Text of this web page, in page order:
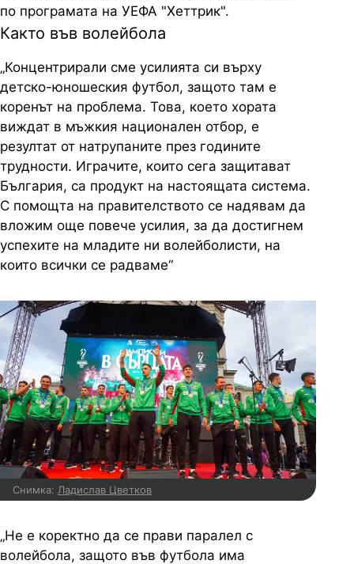
по програмата на УЕФА "Хеттрик".
Както във волейбола
„Концентрирали сме усилията си върху
детско-юношеския футбол, защото там е
коренът на проблема. Това, което хората
виждат в мъжкия национален отбор, е
резултат от натрупаните през годините
трудности. Играчите, които сега защитават
България, са продукт на настоящата система.
С помощта на правителството се надявам да
вложим още повече усилия, за да достигнем
успехите на младите ни волейболисти, на
които всички се радваме“
Снимка: Ладислав Цветков
„Не е коректно да се прави паралел с
волейбола, защото във футбола има